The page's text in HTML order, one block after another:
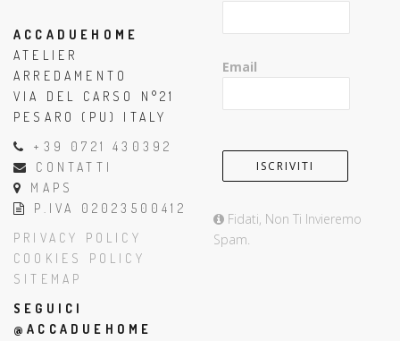
ACCADUEHOME
ATELIER
ARREDAMENTO
VIA DEL CARSO N°21
PESARO (PU) ITALY
+39 0721 430392
CONTATTI
MAPS
P.IVA 02023500412
PRIVACY POLICY
COOKIES POLICY
SITEMAP
SEGUICI
@ACCADUEHOME
Email
Fidati, Non Ti Invieremo
Spam.